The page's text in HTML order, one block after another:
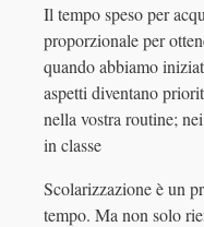
Il tempo speso per
proporzionale per
quando abbiamo
aspetti diventano
nella vostra routine;
in classe
Scolarizzazione è un
tempo. Ma non solo